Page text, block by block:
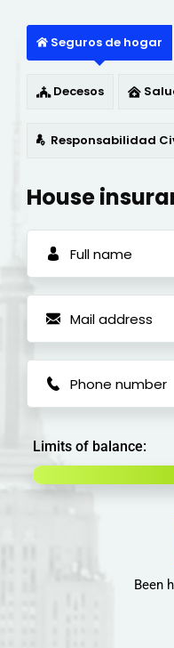
Seguros de hogar
Decesos
Responsabilidad
House
Limits of balance:
Been